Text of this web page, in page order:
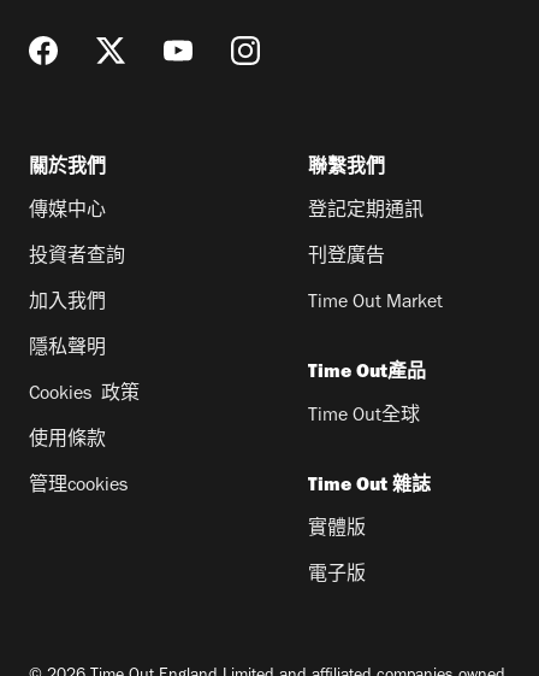
關於我們
傳媒中心
投資者查詢
加入我們
隱私聲明
Cookies 政策
使用條款
管理cookies
聯繫我們
登記定期通訊
刊登廣告
Time Out Market
Time Out產品
Time Out全球
Time Out 雜誌
實體版
電子版